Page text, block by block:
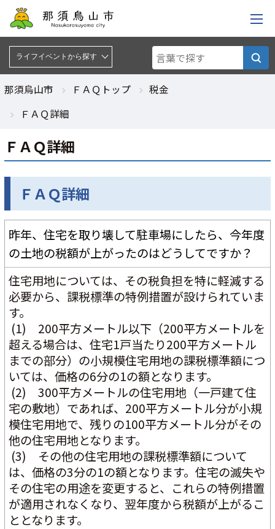
ライフイベントから探す :
ライフイベントから探す
那須烏山市 ＦＡＱトップ
税金
ＦＡＱ詳細
ＦＡＱ詳細
ＦＡＱ詳細
昨年、住宅を取り壊して駐車場にしたら、今年度
の土地の税額が上がったのはどうしてですか？
住宅用地については、その税負担を特に軽減する
必要から、課税標準の特例措置が設けられていま
す。
(1)　200平方メートル以下（200平方メートルを
超える場合は、住宅1戸当たり200平方メートル
までの部分）の小規模住宅用地の課税標準額につ
いては、価格の6分の1の額となります。
(2)　300平方メートルの住宅用地（一戸建て住
宅の敷地）であれば、200平方メートル分が小規
模住宅用地で、残りの100平方メートル分がその
他の住宅用地となります。
(3)　その他の住宅用地の課税標準額について
は、価格の3分の1の額となります。住宅の滅失や
その住宅の用途を変更すると、これらの特例措置
が適用されなくなり、翌年度から税額が上がるこ
ととなります。